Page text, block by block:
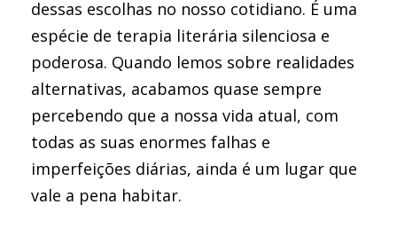
dessas escolhas no nosso cotidiano. É uma
espécie de terapia literária silenciosa e
poderosa. Quando lemos sobre realidades
alternativas, acabamos quase sempre
percebendo que a nossa vida atual, com
todas as suas enormes falhas e
imperfeições diárias, ainda é um lugar que
vale a pena habitar.